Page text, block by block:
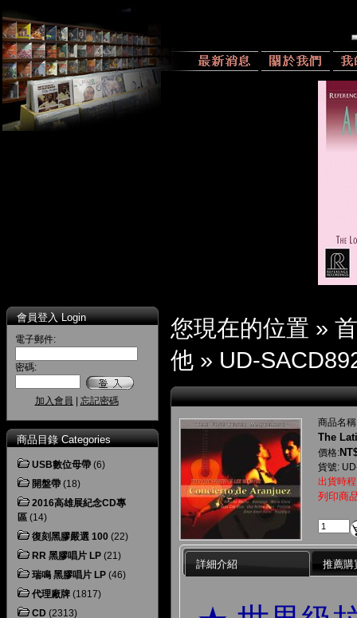
會員登入 Login
電子郵件:
密碼:
加入會員 忘記密碼
商品目錄 Categories
USB數位母帶 (6)
開盤帶 (18)
2016高雄展紀念CD專
區 (14)
復刻黑膠嚴選 100 (22)
RR 黑膠唱片 LP (21)
瑞鳴 黑膠唱片 LP (46)
代理廠牌 (1817)
CD (2313)
您現在的位置 »
他 » UD-
商品名
The
價格:
貨號:
出貨時
列印商
詳細介紹 推薦購